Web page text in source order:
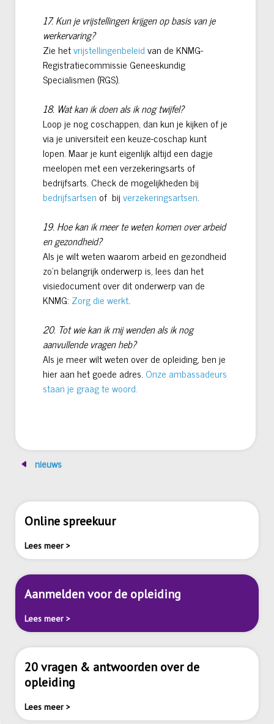
17. Kun je vrijstellingen krijgen op basis van je
werkervaring?
Zie hetvrijstellingenbeleidvan de KNMG-
Registratiecommissie Geneeskundig
Specialismen (RGS).
18. Wat kan ik doen als ik nog twijfel?
Loop je nog coschappen, dan kun je kijken of je
via je universiteit een keuze-coschap kunt
lopen. Maar je kunt eigenlijk altijd een dagje
meelopen met een verzekeringsarts of
bedrijfsarts. Check de mogelijkheden bij
bedrijfsartsen of bijverzekeringsartsen.
19. Hoe kan ik meer te weten komen over arbeid
en gezondheid?
Als je wilt weten waarom arbeid en gezondheid
zo’n belangrijk onderwerp is, lees dan het
visiedocument over dit onderwerp van de
KNMG: Zorg die werkt.
20. Tot wie kan ik mij wenden als ik nog
aanvullende vragen heb?
Als je meer wilt weten over de opleiding, ben je
hier aan het goede adres. Onze ambassadeurs
staan je graag te woord.
nieuws
Online spreekuur
Lees meer >
Aanmelden voor de opleiding
Lees meer >
20 vragen & antwoorden over de
opleiding
Lees meer >